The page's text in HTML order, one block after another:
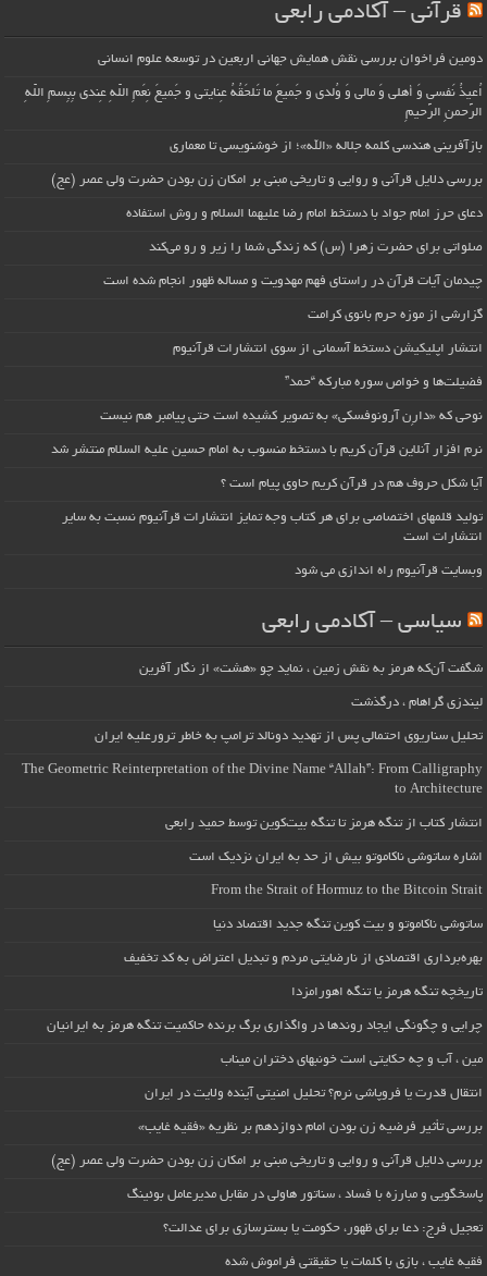
قرآنی – آکادمی رابعی
دومین فراخوان بررسی نقش همایش جهانی اربعین در توسعه علوم انسانی
اُعیذُ نَفسی وَ أهلی وَ مالی وَ وُلدی و جَمیعَ ما تَلحَقُهُ عِنایتی و جَمیعَ نِعَمِ اللّهِ عِندی بِبِسمِ اللّهِ
الرَّحمنِ الرَّحیمِ
بازآفرینی هندسی کلمه جلاله «الله»؛ از خوشنویسی تا معماری
بررسی دلایل قرآنی و روایی و تاریخی مبنی بر امکان زن بودن حضرت ولی عصر (عج)
دعای حرز امام جواد با دستخط امام رضا علیهما السلام و روش استفاده
صلواتی برای حضرت زهرا (س) که زندگی شما را زیر و رو می‌کند
چیدمان آیات قرآن در راستای فهم مهدویت و مساله ظهور انجام شده است
گزارشی از موزه حرم بانوی کرامت
انتشار اپلیکیشن دستخط آسمانی از سوی انتشارات قرآنیوم
فضیلت‌ها و خواص سوره مبارکه “حمد”
نوحی که «دارِن آرونوفسکی» به تصویر کشیده است حتی پیامبر هم نیست
نرم افزار آنلاین قرآن کریم با دستخط منسوب به امام حسین علیه السلام منتشر شد
آیا شکل حروف هم در قرآن کریم حاوی پیام است ؟
تولید قلمهای اختصاصی برای هر کتاب وجه تمایز انتشارات قرآنیوم نسبت به سایر
انتشارات است
وبسایت قرآنیوم راه اندازی می شود
سیاسی – آکادمی رابعی
شگفت آن‌که هرمز به نقش زمین ، نماید چو «هشت» از نگار آفرین
لیندزی گراهام ، درگذشت
تحلیل سناریوی احتمالی پس از تهدید دونالد ترامپ به خاطر ترورعلیه ایران
The Geometric Reinterpretation of the Divine Name “Allah”: From Calligraphy
to Architecture
انتشار کتاب از تنگه هرمز تا تنگه بیت‌کوین توسط حمید رابعی
اشاره ساتوشی ناکاموتو بیش از حد به ایران نزدیک است
From the Strait of Hormuz to the Bitcoin Strait
ساتوشی ناکاموتو و بیت کوین تنگه جدید اقتصاد دنیا
بهره‌برداری اقتصادی از نارضایتی مردم و تبدیل اعتراض به کد تخفیف
تاریخچه تنگه هرمز یا تنگه اهورامزدا
چرایی و چگونگی ایجاد روندها در واگذاری برگ برنده حاکمیت تنگه هرمز به ایرانیان
مین ، آب و چه حکایتی است خونبهای دختران میناب
انتقال قدرت یا فروپاشی نرم؟ تحلیل امنیتی آینده ولایت در ایران
بررسی تأثیر فرضیه زن بودن امام دوازدهم بر نظریه «فقیه غایب»
بررسی دلایل قرآنی و روایی و تاریخی مبنی بر امکان زن بودن حضرت ولی عصر (عج)
پاسخگویی و مبارزه با فساد ، سناتور هاولی در مقابل مدیرعامل بوئینگ
تعجیل فرج: دعا برای ظهور، حکومت یا بسترسازی برای عدالت؟
فقیه غایب ، بازی با کلمات یا حقیقتی فراموش شده